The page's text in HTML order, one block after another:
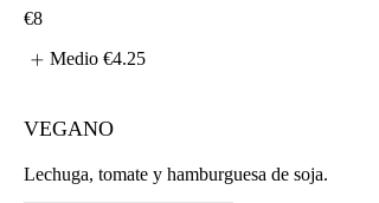
€8
Medio €4.25
VEGANO
Lechuga, tomate y hamburguesa de soja.